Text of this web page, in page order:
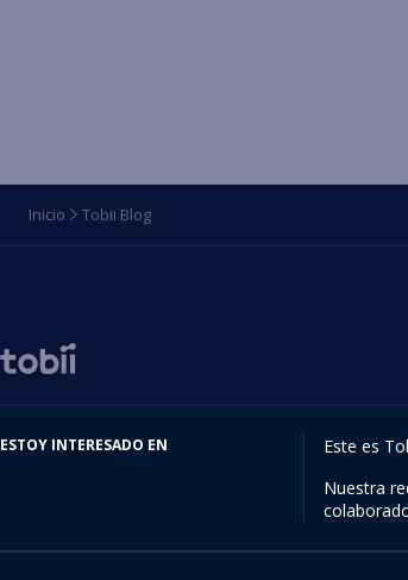
Inicio Tobii Blog
Cambiar
de
ESTOY INTERESADO EN Este es
Nuestra